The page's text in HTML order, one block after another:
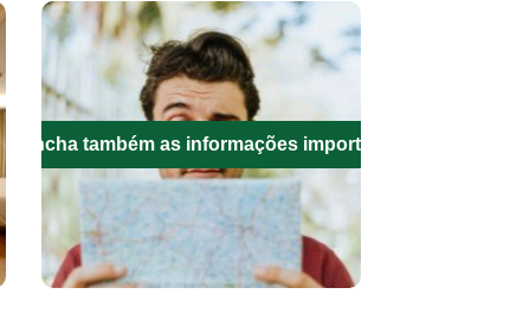
Preencha também as informações importantes